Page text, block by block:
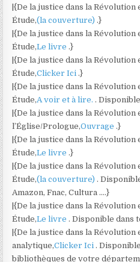
|{De la justice dans la Révolution
Étude,(la couverture).}
|{De la justice dans la Révolution
Étude,Le livre.}
|{De la justice dans la Révolution
Étude,Clicker Ici.}
|{De la justice dans la
Étude,A voir et à lire..
|{De la justice dans la Révolution
l’Église/Prologue,Ouvrage.}
|{De la justice dans la Révolution
Étude,Le livre.}
|{De la justice dans la Révolution
Étude,(la couverture).
Amazon, Fnac, Cultura ….}
|{De la justice dans la Révolution
Étude,Le livre. Disponible dans
|{De la justice dans la Révolution
analytique,Clicker Ici.
bibliothèques de votre